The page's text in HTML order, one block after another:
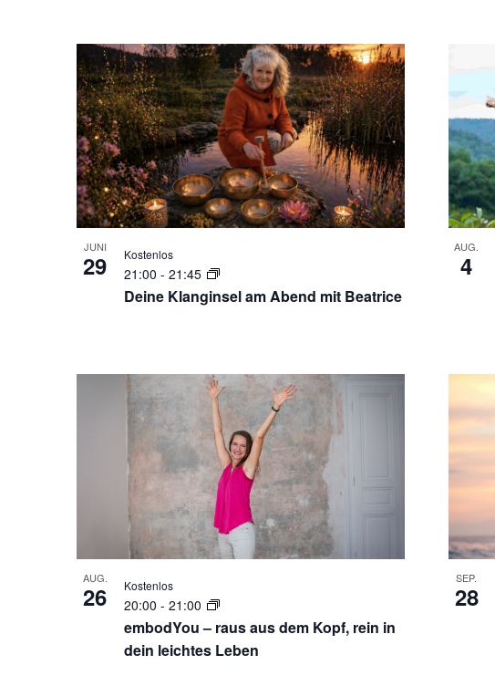
JUNI
29
Deine Klanginsel am Abend mit Beatrice
21:00 - 21:45
Kostenlos AUG.
4
AUG.
26
embodYou – raus aus dem Kopf, rein in
dein leichtes Leben
20:00 - 21:00
Kostenlos SEP.
28